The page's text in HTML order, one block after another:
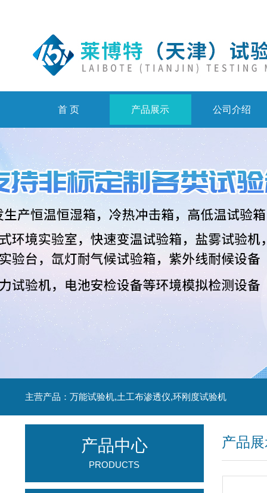
首 页 产品展示 公司介绍
主营产品：万能试验机,土工布渗透仪,环刚度试验机
产品
产品中心
PRODUCTS